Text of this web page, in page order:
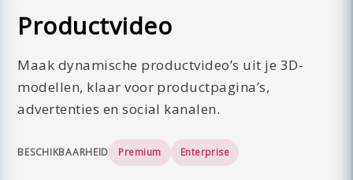
Productvideo
Maak dynamische productvideo’s uit je 3D-
modellen, klaar voor productpagina’s,
advertenties en social kanalen.
BESCHIKBAARHEID Premium Enterprise